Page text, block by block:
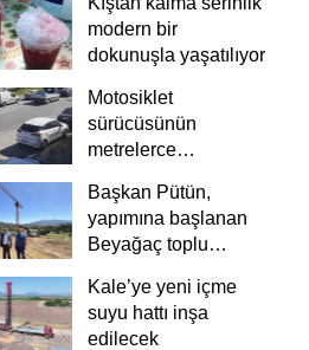
modern bir
dokunuşla yaşatılıyor
Motosiklet
sürücüsünün
metrelerce
güvenlik
kamerasında
Başkan Pütün,
yapımına başlanan
Beyağaç toplu
Kale’ye yeni içme
suyu hattı inşa
edilecek